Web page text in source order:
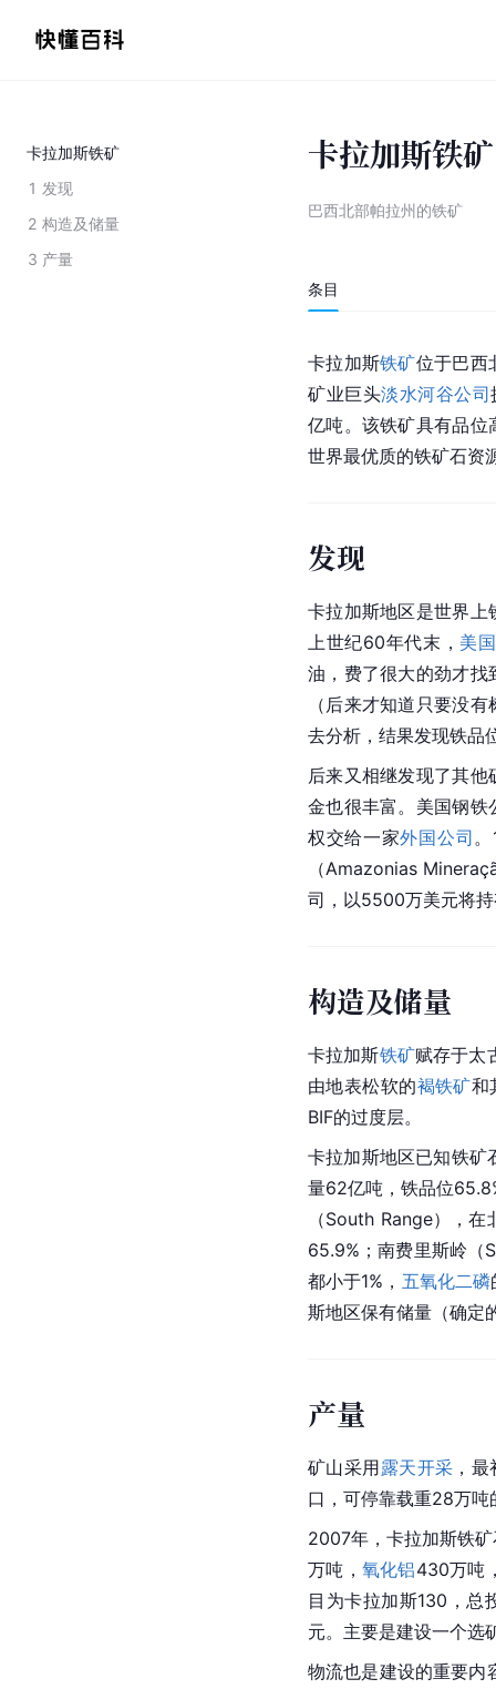
卡拉加斯铁矿
1 发现
2 构造及储量
3 产量
卡拉加斯铁矿
巴西北部帕拉州的铁矿
条目
卡拉加斯铁矿位于巴西
矿业巨头淡水河谷公司
亿吨。该铁矿具有品位
世界最优质的铁矿石资
发现
卡拉加斯地区是世界
上世纪60年代末， 美
油，费了很大的劲才找
（后来才知道只要没
去分析，结果发现铁品
后来又相继发现了其
金也很丰富。美国钢铁
权交给一家外国公司
（Amazonias
司，以5500万美元将
构造及储量
卡拉加斯铁矿赋存于太
由地表松软的褐铁矿和
BIF的过度层。
卡拉加斯地区已知铁
量62亿吨，铁品位
（South Range），
65.9%；南费里斯岭（
都小于1%， 五氧化二磷
斯地区保有储量（确定
产量
矿山采用露天开采 ，
口，可停靠载重28万
2007年，卡拉加斯铁
万吨， 氧化铝430万吨
目为卡拉加斯130，总
元。主要是建设一个选
物流也是建设的重要内